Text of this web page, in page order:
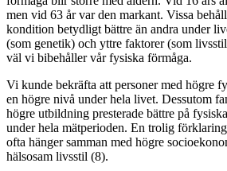
men vid 63 år var den markant. Vissa
kondition betydligt bättre än andra under
(som genetik) och yttre faktorer (som
väl vi bibehåller vår fysiska förmåga.
Vi kunde bekräfta att personer med högre
en högre nivå under hela livet. Dessutom
högre utbildning presterade bättre på
under hela mätperioden. En trolig
ofta hänger samman med högre
hälsosam livsstil (8).